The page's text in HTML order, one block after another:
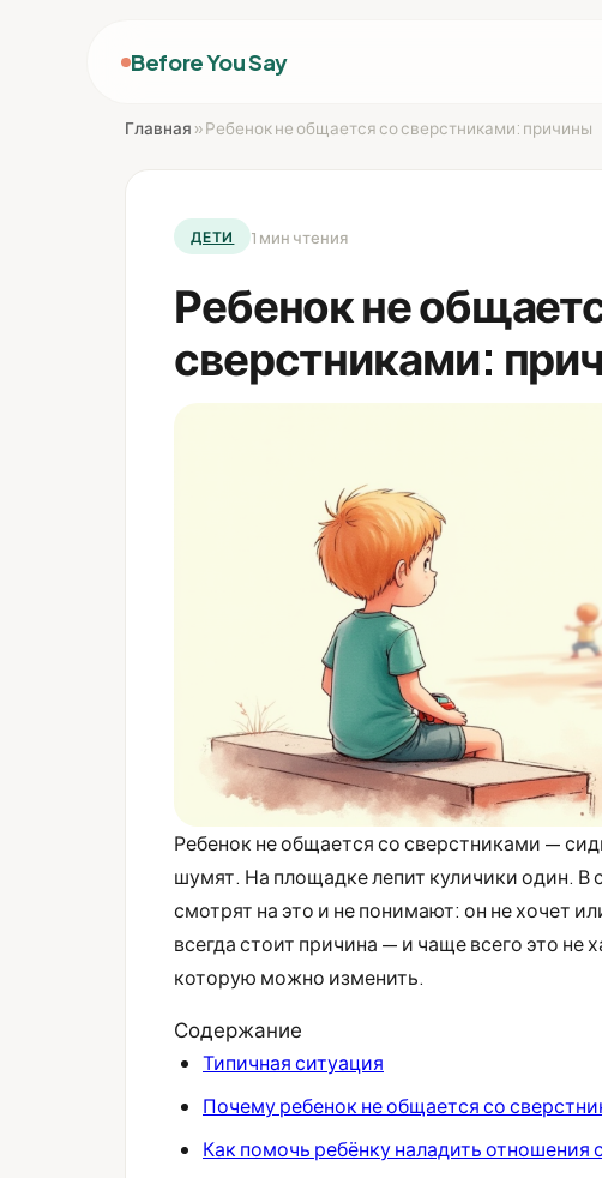
Before You Say
Главная »Ребенок не общается со сверстниками: причины
ДЕТИ 1 мин чтения
Ребенок не
сверстниками:
Ребенок не общается со сверстниками —
шумят. На площадке лепит куличики один. В
смотрят на это и не понимают: он не хочет
всегда стоит причина — и чаще всего это не
которую можно изменить.
Содержание
Типичная ситуация
Почему ребенок не общается со
Как помочь ребёнку наладить отношения